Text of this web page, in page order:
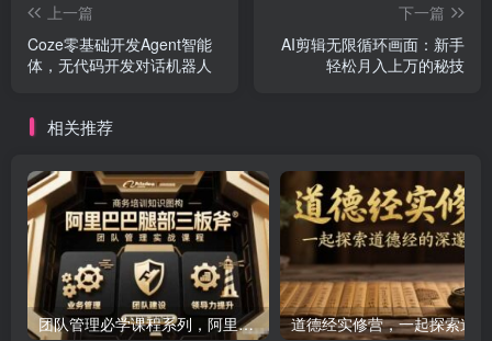
上一篇
Coze零基础开发Agent智能
体，无代码开发对话机器人
下一篇
AI剪辑无限循环画面：新手
轻松月入上万的秘技
相关推荐
团队管理必学课程系列，阿里巴巴“腿部三板斧”